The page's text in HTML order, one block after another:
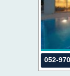
052-